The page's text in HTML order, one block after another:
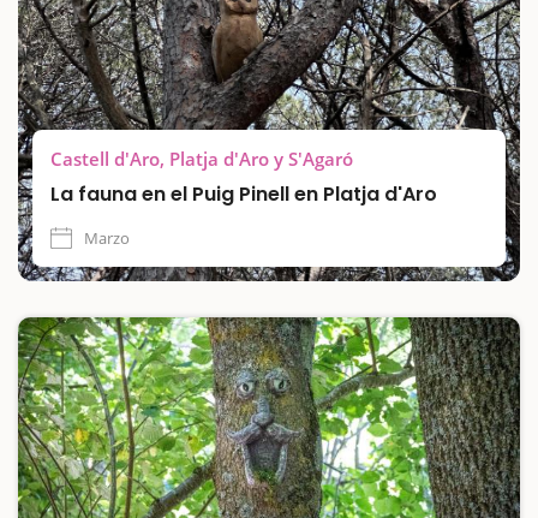
Castell d'Aro, Platja d'Aro y S'Agaró
La fauna en el Puig Pinell en Platja d'Aro
Marzo